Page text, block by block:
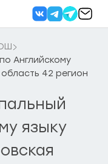
Английскому
42 регион
языку